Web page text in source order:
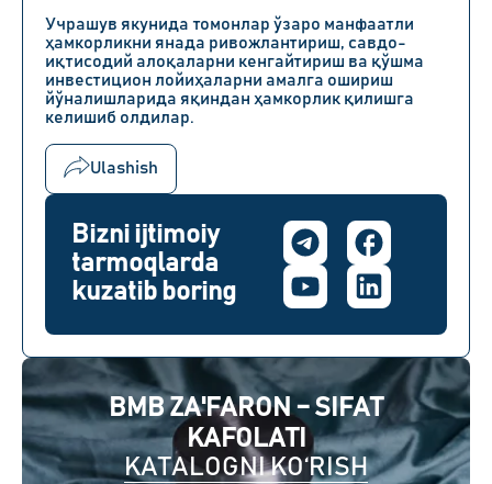
BMB ZA'FARON – SIFAT
KAFOLATI
KATALOGNI KO‘RISH
Учрашув якунида томонлар ўзаро манфаатли
ҳамкорликни янада ривожлантириш, савдо-
иқтисодий алоқаларни кенгайтириш ва қўшма
инвестицион лойиҳаларни амалга ошириш
йўналишларида яқиндан ҳамкорлик қилишга
келишиб олдилар.
Ulashish
Bizni ijtimoiy
tarmoqlarda
kuzatib boring